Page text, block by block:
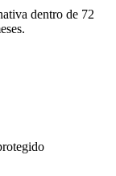
dentro de 72